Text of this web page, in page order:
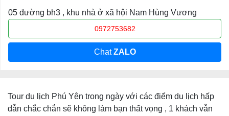
05 đường bh3 , khu nhà ở xã hội Nam Hùng Vương
0972753682
ChatZALO
Tour du lịch Phú Yên trong ngày với các điểm du lịch hấp
dẫn chắc chắn sẽ không làm bạn thất vọng , 1 khách vẫn